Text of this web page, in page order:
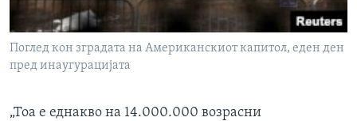
Поглед кон зградата на Американскиот капитол, еден ден
пред инаугурацијата
„Тоа е еднакво на 14.000.000 возрасни